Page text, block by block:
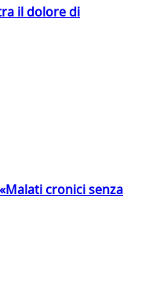
il dolore di
cronici senza